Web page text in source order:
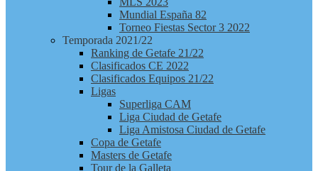
Mundial España 82
Torneo Fiestas Sector 3 2022
Temporada 2021/22
Ranking de Getafe 21/22
Clasificados CE 2022
Clasificados Equipos 21/22
Ligas
Superliga CAM
Liga Ciudad de Getafe
Liga Amistosa Ciudad de Getafe
Copa de Getafe
Masters de Getafe
Tour de la Galleta